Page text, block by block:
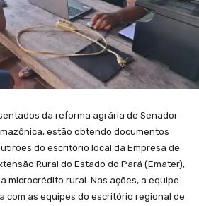
da reforma agrária de Senador
estão obtendo documentos
do escritório local da Empresa de
Rural do Estado do Pará (Emater),
microcrédito rural. Nas ações, a equipe
com as equipes do escritório regional de